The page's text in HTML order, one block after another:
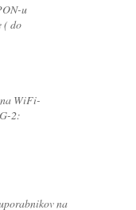
u
( do
WiFi-
2:
na